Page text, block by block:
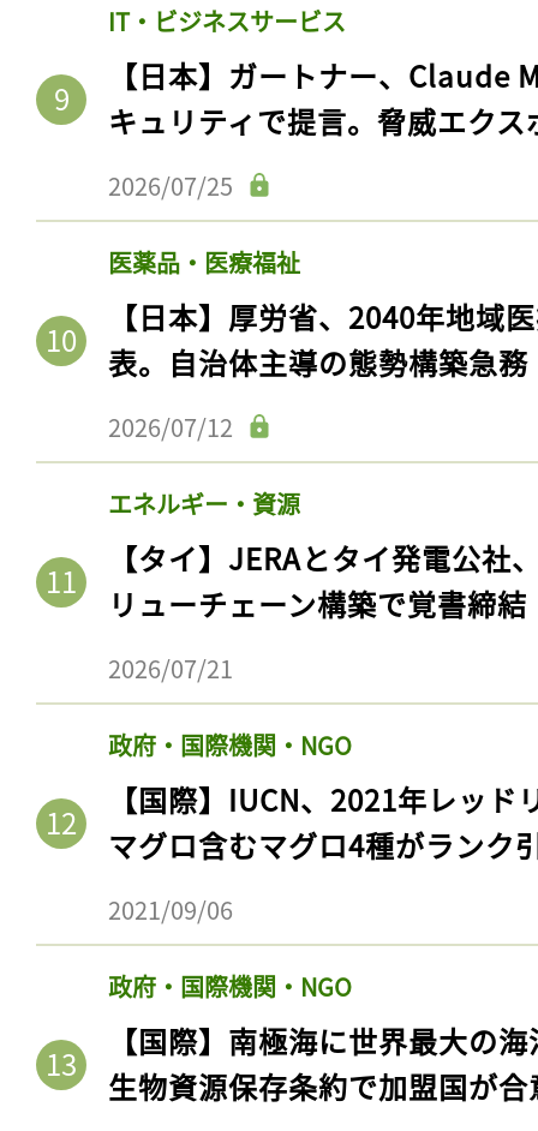
IT・ビジネスサービス
【日本】ガートナー、Claude
キュリティで提言。脅威エク
2026/07/25
医薬品・医療福祉
【日本】厚労省、2040年地域
表。自治体主導の態勢構築急務
2026/07/12
エネルギー・資源
【タイ】JERAとタイ発電公社
リューチェーン構築で覚書締結
2026/07/21
政府・国際機関・NGO
【国際】IUCN、2021年レッ
マグロ含むマグロ4種がランク
2021/09/06
政府・国際機関・NGO
【国際】南極海に世界最大の
生物資源保存条約で加盟国が合
記事をお気に入りに
ログインが必
ログイン
会員登録